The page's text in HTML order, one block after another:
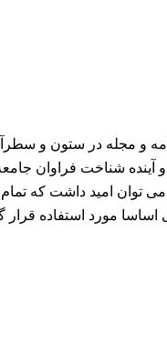
و مجله در ستون و
شناخت فراوان
امید داشت که تمام
مورد استفاده قرار